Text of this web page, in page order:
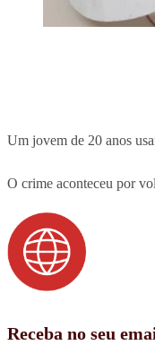
Um jovem de 20 anos
O crime aconteceu por
Receba no seu